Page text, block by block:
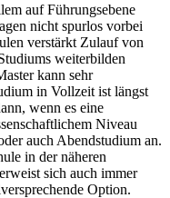
auf Führungsebene
nicht spurlos vorbei
verstärkt Zulauf von
weiterbilden
kann sehr
in Vollzeit ist längst
wenn es eine
Niveau
auch Abendstudium an.
in der näheren
sich auch immer
Option.